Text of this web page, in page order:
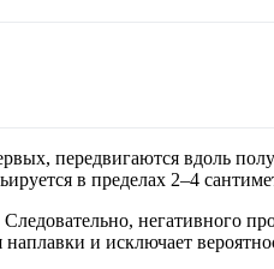
передвигаются вдоль
в пределах 2–4
негативного
и исключает